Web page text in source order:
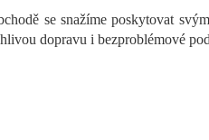
se snažíme poskytovat
dopravu i bezproblémové